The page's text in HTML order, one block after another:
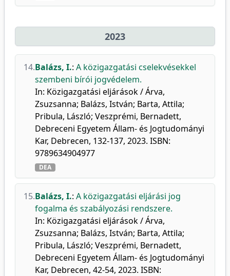
2023
14.Balázs, I.: A közigazgatási cselekvésekkel
szembeni bírói jogvédelem.
In: Közigazgatási eljárások / Árva,
Zsuzsanna; Balázs, István; Barta, Attila;
Pribula, László; Veszprémi, Bernadett,
Debreceni Egyetem Állam- és Jogtudományi
Kar, Debrecen, 132-137, 2023. ISBN:
9789634904977
DEA
15.Balázs, I.: A közigazgatási eljárási jog
fogalma és szabályozási rendszere.
In: Közigazgatási eljárások / Árva,
Zsuzsanna; Balázs, István; Barta, Attila;
Pribula, László; Veszprémi, Bernadett,
Debreceni Egyetem Állam- és Jogtudományi
Kar, Debrecen, 42-54, 2023. ISBN: